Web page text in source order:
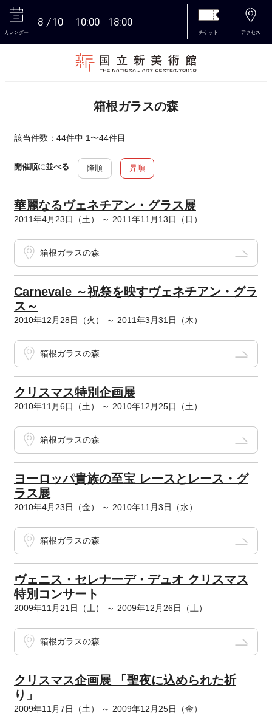
カレンダー
8 10 10:00 18:00
チケット アクセス
箱根ガラスの森
該当件数：44件中 1〜44件目
開催順に並べる 降順 昇順
華麗なるヴェネチアン・グラス展
2011年4月23日（土） ～ 2011年11月13日（日）
箱根ガラスの森
Carnevale ～祝祭を映すヴェネチアン・グラ
ス～
2010年12月28日（火） ～ 2011年3月31日（木）
箱根ガラスの森
クリスマス特別企画展
2010年11月6日（土） ～ 2010年12月25日（土）
箱根ガラスの森
ヨーロッパ貴族の至宝 レースとレース・グ
ラス展
2010年4月23日（金） ～ 2010年11月3日（水）
箱根ガラスの森
ヴェニス・セレナーデ・デュオ クリスマス
特別コンサート
2009年11月21日（土） ～ 2009年12月26日（土）
箱根ガラスの森
クリスマス企画展 「聖夜に込められた祈
り」
2009年11月7日（土） ～ 2009年12月25日（金）